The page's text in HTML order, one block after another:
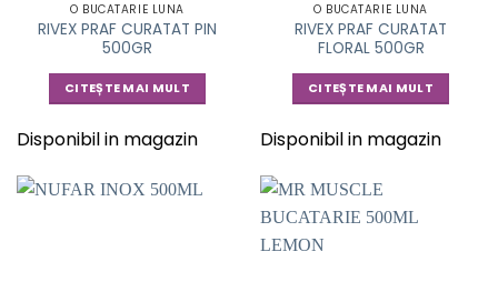
O BUCATARIE LUNA
RIVEX PRAF CURATAT PIN
500GR
CITEȘTE MAI MULT
Disponibil in magazin
O BUCATARIE LUNA
RIVEX PRAF CURATAT
FLORAL 500GR
CITEȘTE MAI MULT
Disponibil in magazin